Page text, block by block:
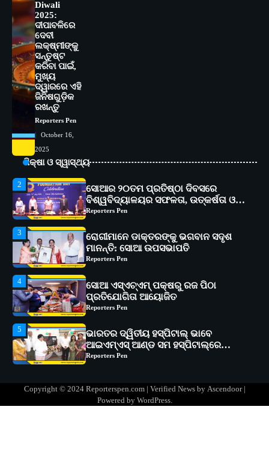
Diwali
2025:
ଦୀପାବଳିରେ
ଦେବୀ
ଲକ୍ଷ୍ମୀଙ୍କୁ
ସନ୍ତୁଷ୍ଟ
କରିବା ପାଇଁ,
ମୁଖ୍ୟ
ଦ୍ୱାରରେ ଏହି
ଜିନିଷଗୁଡ଼ିକ
ରଖନ୍ତୁ
Reporters Pen
October 16,
2025
ଶିକ୍ଷା ଓ ସ୍ୱାସ୍ଥ୍ୟ
5
1
2
ଅଗ୍ରଗତିର ସ୍ମୃତିଚାରଣ
Reporters Pen
3
ରୋଗୀମାନେ ଡାକ୍ତରଙ୍କୁ ଭଗବାନ ସଦୃଶ
ମାନନ୍ତି: ସୋଆ ଉପସଭାପତି
Reporters Pen
4
ସୋଆ ଏସ୍‌ଏଚ୍‌ଏମ୍ ପକ୍ଷରୁ ରଜ ପିଠା
ପ୍ରତିଯୋଗିତା ଆୟୋଜିତ
Reporters Pen
5
ଭାରତର ଦ୍ୱିତୀୟ ହସ୍ପିଟାଲ୍ ଭାବେ
ଆଇଏମ୍‌ଏସ୍ ଆଣ୍ଡ ସମ ହସ୍ପିଟାଲ୍‌ରେ
ଅତ୍ୟାଧୁନିକ ଡିଜିସ୍କାନର ସ୍ଥାପନ
Reporters Pen
1
ସୋଆ ପକ୍ଷରୁ ରାୱେ କାର୍ଯ୍ୟକ୍ରମ ଅଧୀନରେ
୧୧ଟି ଗ୍ରାମରେ ୧୬ଟି କୃଷକ ପ୍ରଶିକ୍ଷଣ
କାର୍ଯ୍ୟକ୍ରମ ଆୟୋଜିତ
Reporters Pen
ବିଶ୍ୱବିଦ୍ୟାଳୟର ସଫଳତା, ଉତ୍କର୍ଷତା ଓ
ଅଗ୍ରଗତିର ସ୍ମୃତିଚାରଣ
Reporters Pen
Copyright © 2024 Reporterspen.com | Verified News by Ascendoor|
Powered by WordPress.